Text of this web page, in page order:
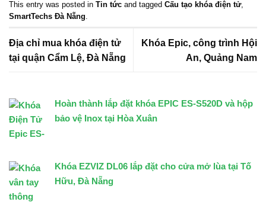
Hoàn thành lắp đặt khóa EPIC ES-S520D và hộp
bảo vệ Inox tại Hòa Xuân
Khóa EZVIZ DL06 lắp đặt cho cửa mở lùa tại Tố
Hữu, Đà Nẵng
This entry was posted in Tin tức and tagged Cấu tạo khóa điện tử,
SmartTechs Đà Nẵng
Địa chỉ mua khóa điện tử
tại quận Cẩm Lệ, Đà Nẵng
Khóa Epic, công trình Hội
An, Quảng Nam